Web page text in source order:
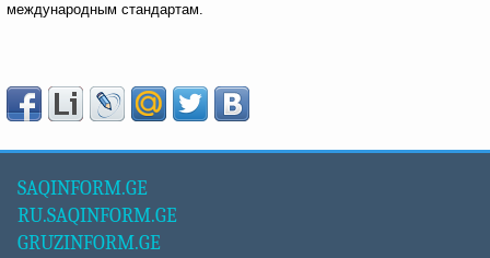
международным стандартам.
SAQINFORM.GE
RU.SAQINFORM.GE
GRUZINFORM.GE